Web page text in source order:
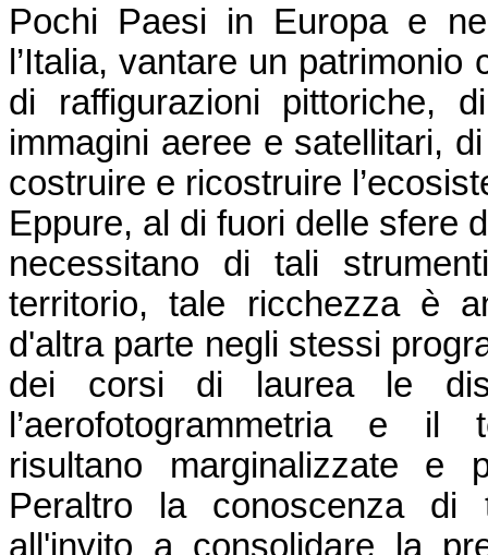
Pochi Paesi in Europa e
l’Italia, vantare un
di raffigurazioni pittoriche,
immagini aeree e satellitari,
costruire e ricostruire
Eppure, al di fuori delle sfere
necessitano di tali
territorio, tale ricchezza è
d'altra parte negli stessi
dei corsi di laurea le
l’aerofotogrammetria e il
risultano marginalizzate e
Peraltro la conoscenza di
all'invito a consolidare la